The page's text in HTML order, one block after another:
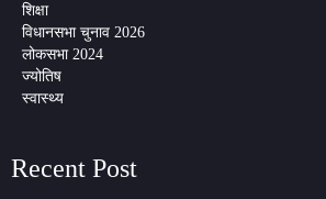
शिक्षा
विधानसभा चुनाव 2026
लोकसभा 2024
ज्योतिष
स्वास्थ्य
Recent Post